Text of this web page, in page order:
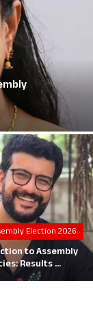
Election 2026
to Assembly
Results ...